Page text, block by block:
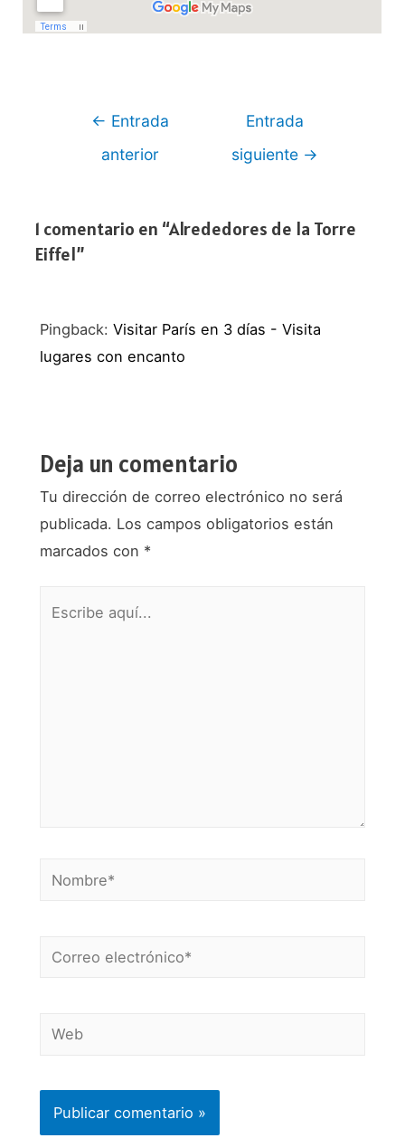
Navegación
← Entrada
anterior
Entrada
siguiente →
1 comentario en “Alrededores de la Torre
Eiffel”
Pingback: Visitar París en 3 días - Visita
lugares con encanto
Deja un comentario
Tu dirección de correo electrónico no será
publicada. Los campos obligatorios están
marcados con *
Nombre*
Correo
Web